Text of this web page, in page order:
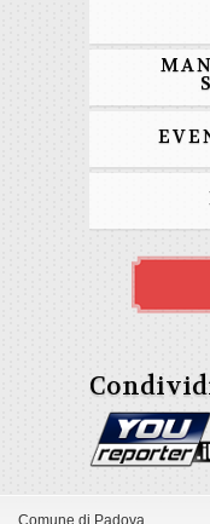
Comune di Padova